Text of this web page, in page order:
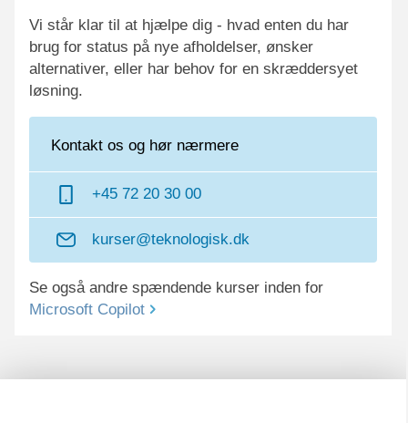
Vi står klar til at hjælpe dig - hvad enten du har
brug for status på nye afholdelser, ønsker
alternativer, eller har behov for en skræddersyet
løsning.
Kontakt os og hør nærmere
+45 72 20 30 00
kurser@teknologisk.dk
Se også andre spændende kurser inden for
Microsoft Copilot